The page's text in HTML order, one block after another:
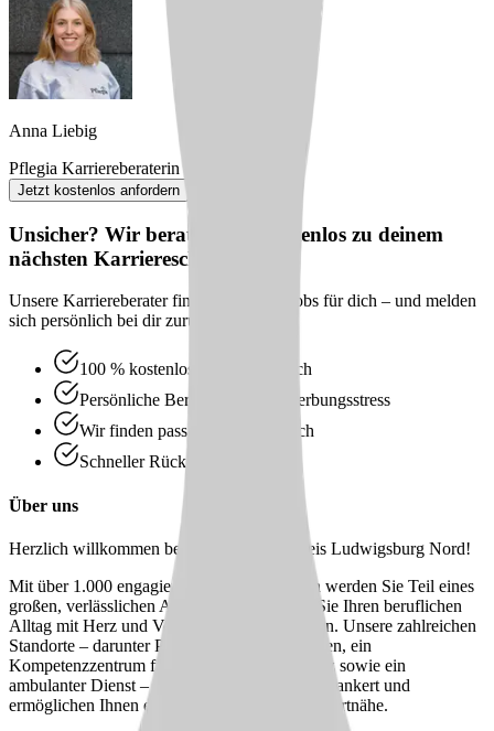
Anna Liebig
Pflegia Karriereberaterin
Jetzt kostenlos anfordern
Unsicher? Wir beraten dich kostenlos zu deinem
nächsten Karriereschritt
Unsere Karriereberater finden passende Jobs für dich – und melden
sich persönlich bei dir zurück.
100 % kostenlos & unverbindlich
Persönliche Beratung statt Bewerbungsstress
Wir finden passende Jobs für dich
Schneller Rückruf
Über uns
Herzlich willkommen bei Kleeblatt Landkreis Ludwigsburg Nord!
Mit über 1.000 engagierten Mitarbeiter:innen werden Sie Teil eines
großen, verlässlichen Arbeitgebers, bei dem Sie Ihren beruflichen
Alltag mit Herz und Verstand gestalten können. Unsere zahlreichen
Standorte – darunter Pflegeheime, Tagespflegen, ein
Kompetenzzentrum für Menschen mit Demenz sowie ein
ambulanter Dienst – sind in der Region fest verankert und
ermöglichen Ihnen einen Arbeitsplatz in Wohnortnähe.